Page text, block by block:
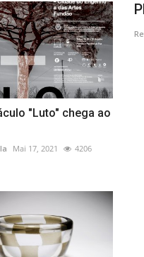
"Luto" chega ao
Mai 17, 2021 4206
APP para
emigrante
3966